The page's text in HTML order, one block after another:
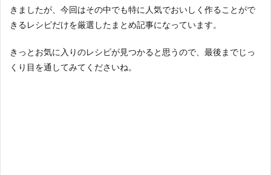
きましたが、今回はその中でも特に人気でおいしく作ることがで
きるレシピだけを厳選したまとめ記事になっています。
きっとお気に入りのレシピが見つかると思うので、最後までじっ
くり目を通してみてくださいね。